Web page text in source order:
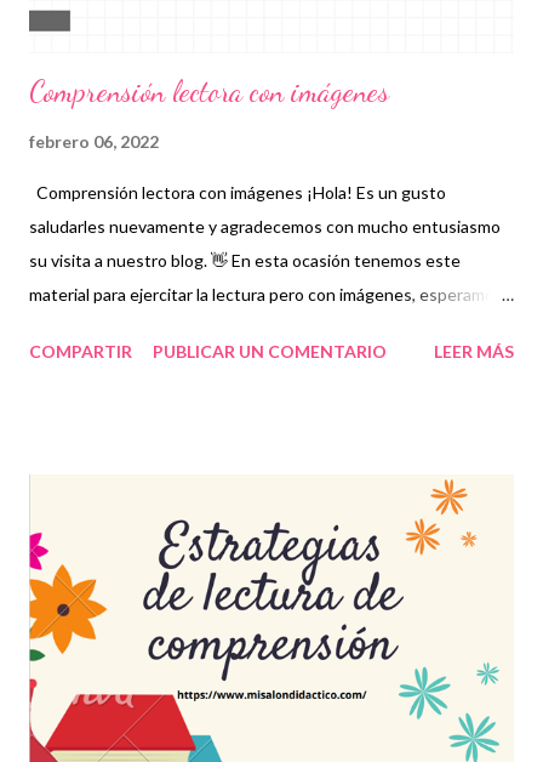
Comprensión lectora con imágenes
febrero 06, 2022
Comprensión lectora con imágenes ¡Hola! Es un gusto
saludarles nuevamente y agradecemos con mucho entusiasmo
su visita a nuestro blog. 👋 En esta ocasión tenemos este
material para ejercitar la lectura pero con imágenes, esperamos
entusiasmo por mejorar su comprensión, velocidad y fluidez. Les
lectora con imágenes ¡ Gracias por tu visita! 😉 Publicamos
diariamente. No olvides compartir nuestra página y unirte a
nuestro grupo para más contenido educativo 👉 Grupo de
Facebook Además, puedes unirte a Grupos de WhatsApp y
seguir a Salón didáctico donde se comparte gran variedad de
material didáctico. También te puede interesar: Tipos de
fracciones Mandalas Blog salón didáctico
COMPARTIR PUBLICAR UN COMENTARIO LEER MÁS